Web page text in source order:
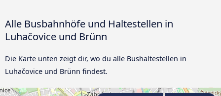
Alle Busbahnhöfe und Haltestellen in
Luhačovice und Brünn
Die Karte unten zeigt dir, wo du alle Bushaltestellen in
Luhačovice und Brünn findest.